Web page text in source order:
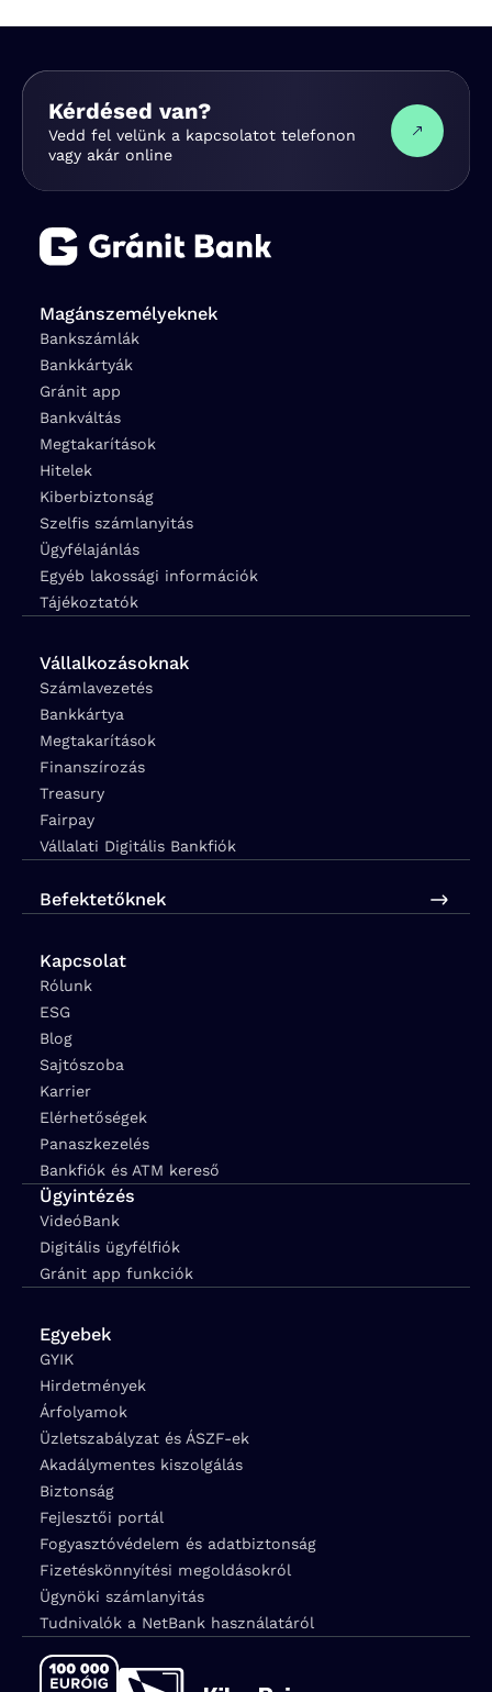
Kérdésed van?
Vedd fel velünk a kapcsolatot telefonon
vagy akár online
Magánszemélyeknek
Bankszámlák
Bankkártyák
Gránit app
Bankváltás
Megtakarítások
Hitelek
Kiberbiztonság
Szelfis számlanyitás
Ügyfélajánlás
Egyéb lakossági információk
Tájékoztatók
Vállalkozásoknak
Számlavezetés
Bankkártya
Megtakarítások
Finanszírozás
Treasury
Fairpay
Vállalati Digitális Bankfiók
Befektetőknek
Kapcsolat
Rólunk
ESG
Blog
Sajtószoba
Karrier
Elérhetőségek
Panaszkezelés
Bankfiók és ATM kereső
Ügyintézés
VideóBank
Digitális ügyfélfiók
Gránit app funkciók
Egyebek
GYIK
Hirdetmények
Árfolyamok
Üzletszabályzat és ÁSZF-ek
Akadálymentes kiszolgálás
Biztonság
Fejlesztői portál
Fogyasztóvédelem és adatbiztonság
Fizetéskönnyítési megoldásokról
Ügynöki számlanyitás
Tudnivalók a NetBank használatáról